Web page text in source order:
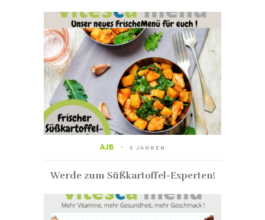
AJB 5 JAHREN
Werde zum Süßkartoffel-Experten!